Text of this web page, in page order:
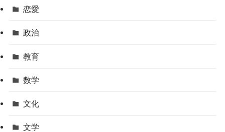
恋愛
政治
教育
数学
文化
文学